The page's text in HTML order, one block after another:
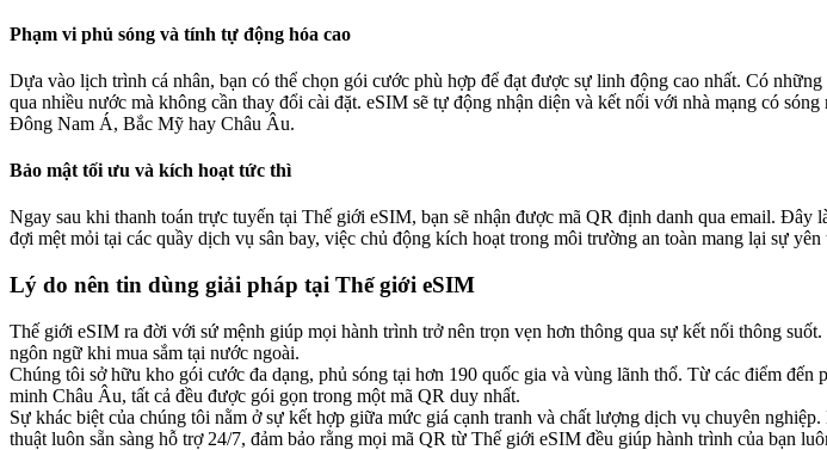
Phạm vi phủ sóng và tính tự động hóa cao​
Dựa vào lịch trình cá nhân, bạn có thể chọn gói cước phù hợp để đạt được sự linh động cao nhất. Có
qua nhiều nước mà không cần thay đổi cài đặt. eSIM sẽ tự động nhận diện và kết nối với nhà mạng có
Đông Nam Á, Bắc Mỹ hay Châu Âu.
Bảo mật tối ưu và kích hoạt tức thì​
Ngay sau khi thanh toán trực tuyến tại Thế giới eSIM, bạn sẽ nhận được mã QR định danh qua email.
đợi mệt mỏi tại các quầy dịch vụ sân bay, việc chủ động kích hoạt trong môi trường an toàn mang lại sự
Lý do nên tin dùng giải pháp tại Thế giới eSIM​
Thế giới eSIM ra đời với sứ mệnh giúp mọi hành trình trở nên trọn vẹn hơn thông qua sự kết nối thông
ngôn ngữ khi mua sắm tại nước ngoài.
Chúng tôi sở hữu kho gói cước đa dạng, phủ sóng tại hơn 190 quốc gia và vùng lãnh thổ. Từ các điểm
minh Châu Âu, tất cả đều được gói gọn trong một mã QR duy nhất.
Sự khác biệt của chúng tôi nằm ở sự kết hợp giữa mức giá cạnh tranh và chất lượng dịch vụ chuyên
thuật luôn sẵn sàng hỗ trợ 24/7, đảm bảo rằng mọi mã QR từ Thế giới eSIM đều giúp hành trình của bạn